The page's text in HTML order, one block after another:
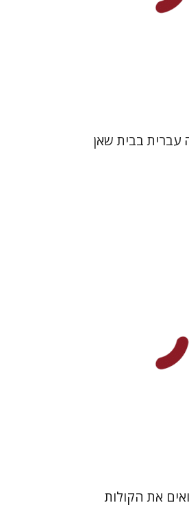
עברית בבית שאן
את הקולות